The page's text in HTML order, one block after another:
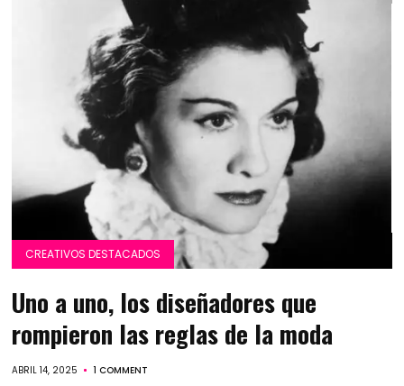
CREATIVOS DESTACADOS
Uno a uno, los diseñadores que
rompieron las reglas de la moda
ABRIL 14, 2025 1 COMMENT